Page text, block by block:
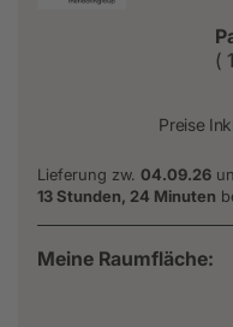
(
Preise
Lieferung zw. 04.09.26
13 Stunden, 24 Minuten
Meine Raumfläche: